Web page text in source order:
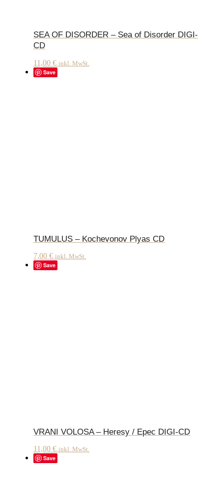
SEA OF DISORDER – Sea of Disorder DIGI-
CD
11,00 € inkl. MwSt.
Save
TUMULUS – Kochevonov Plyas CD
7,00 € inkl. MwSt.
Save
VRANI VOLOSA – Heresy / Epec DIGI-CD
11,00 € inkl. MwSt.
Save